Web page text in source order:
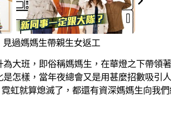
過媽媽生帶親生女返工
大班，即俗稱媽媽生，在華燈之下帶領
怎樣，當年夜總會又是用甚麼招數吸引
虹就算熄滅了，都還有資深媽媽生向我們